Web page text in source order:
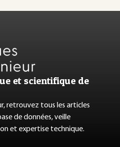
et scientifique de
retrouvez tous les articles
de données, veille
et expertise technique.